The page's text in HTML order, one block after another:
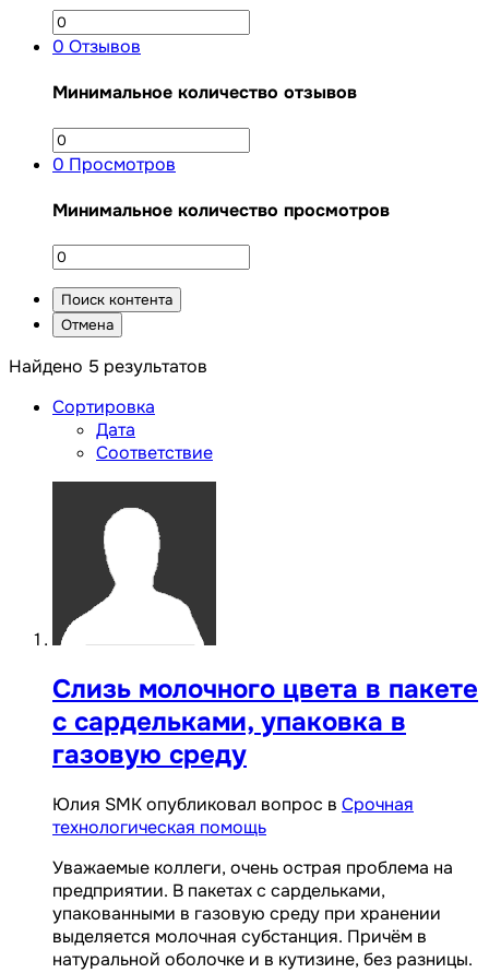
0 Отзывов
Минимальное количество отзывов
0 Просмотров
Минимальное количество просмотров
Поиск контента
Отмена
Найдено 5 результатов
Сортировка
Дата
Соответствие
Слизь молочного цвета в пакете
с сардельками, упаковка в
газовую среду
Юлия SMK опубликовал вопрос в Срочная
технологическая помощь
Уважаемые коллеги, очень острая проблема на
предприятии. В пакетах с сардельками,
упакованными в газовую среду при хранении
выделяется молочная субстанция. Причём в
натуральной оболочке и в кутизине, без разницы.